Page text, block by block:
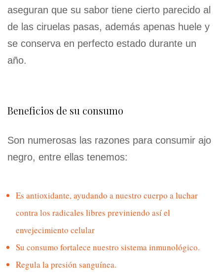
aseguran que su sabor tiene cierto parecido al
de las ciruelas pasas, además apenas huele y
se conserva en perfecto estado durante un
año.
Beneficios de su consumo
Son numerosas las razones para consumir ajo
negro, entre ellas tenemos:
Es antioxidante, ayudando a nuestro cuerpo a luchar
contra los radicales libres previniendo así el
envejecimiento celular
Su consumo fortalece nuestro sistema inmunológico.
Regula la presión sanguínea.